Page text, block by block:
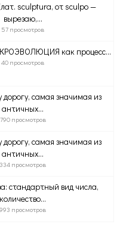
sculptura, от sculpo —
вырезаю,...
57 просмотров
как процесс...
40 просмотров
самая значимая из
античных...
790 просмотров
самая значимая из
античных...
334 просмотров
стандартный вид числа,
количество...
993 просмотров